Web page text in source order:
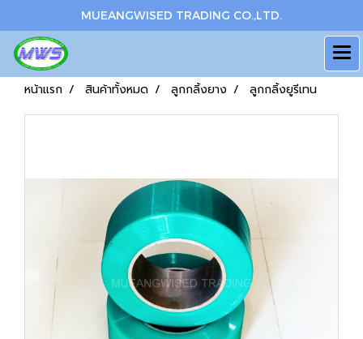
MUEANGWISED TRADING CO.,LTD.
หน้าแรก สินค้าทั้งหมด ลูกกลิ้งยาง ลูกกลิ้งยูรีเทน